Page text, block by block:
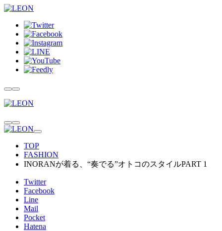
TOP
FASHION
INORANが着る、“奏でる”オトコのスタイルPART 1
Twitter
Facebook
Line
Mail
Pocket
Hatena